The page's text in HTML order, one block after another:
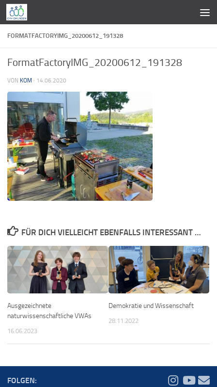
Zum Inhalt springen
FORMATFACTORYIMG_20200612_191328
FormatFactoryIMG_20200612_191328
VON KOM · 14.06.2020
FÜR DICH VIELLEICHT EBENFALLS INTERESSANT …
Ausgezeichnete
naturwissenschaftliche VWAs
16.06.2023
Demokratie und Wissenschaft
28.11.2022
FOLGEN: